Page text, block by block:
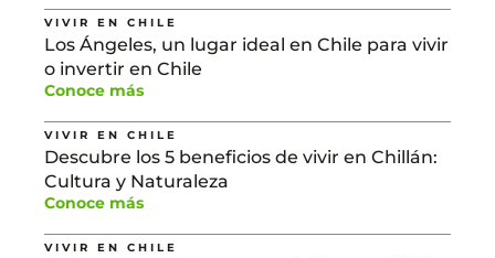
VIVIR EN CHILE
Los Ángeles, un lugar ideal en Chile para vivir
o invertir en Chile
Conoce más
VIVIR EN CHILE
Descubre los 5 beneficios de vivir en Chillán:
Cultura y Naturaleza
Conoce más
VIVIR EN CHILE